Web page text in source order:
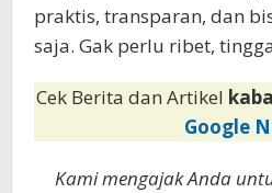
praktis, transparan, dan
saja. Gak perlu ribet,
Cek Berita dan Artikel
Google
Kami mengajak Anda